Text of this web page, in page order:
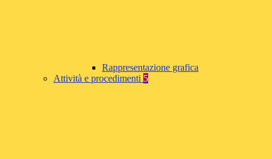
Rappresentazione grafica
Attività e procedimenti 5